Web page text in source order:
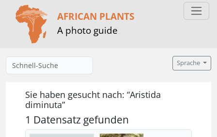
AFRICAN PLANTS
A photo guide
Sprache
Sie haben gesucht nach: “Aristida
diminuta”
1 Datensatz gefunden